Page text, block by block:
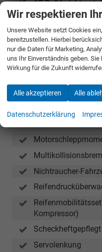
17 Zoll
Antiblockiersystem
Elektronische
Funktion
Elektronische
Nichtraucher-
Kompressor)
Scheckheftgepflegt
Servolenkung
Wir respektieren
Unsere Website setzt Cookies
bereitzustellen. Hierbei
nur die Daten für Marketing,
uns Ihr Einverständnis geben.
Wirkung für die Zukunft
Alle akzeptieren Alle
Datenschutzerklärung